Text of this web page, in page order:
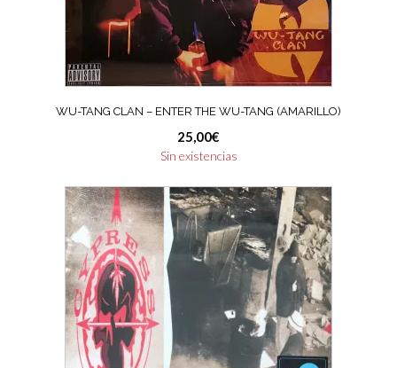
WU-TANG CLAN ‎– ENTER THE WU-TANG (AMARILLO)
25,00€
Sin existencias